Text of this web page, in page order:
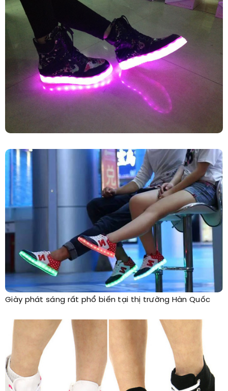
Giày phát sáng rất phổ biến tại thị trường Hàn Quốc